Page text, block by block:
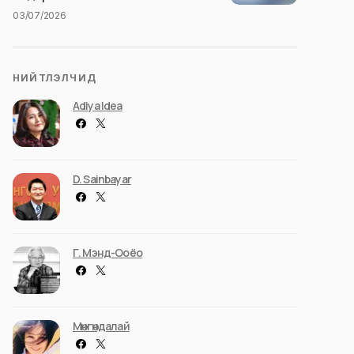
03/07/2026
НИЙТЛЭЛЧИД
Adiya Idea
D. Sainbayar
Г. Мэнд-Ооёо
Мөнгөндалай